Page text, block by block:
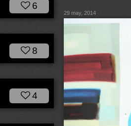
6
29 may, 2014
8
4